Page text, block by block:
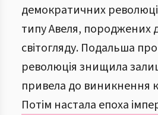
демократичних
типу Авеля, породжених
світогляду. Подальша
революція знищила
привела до виникнення
Потім настала епоха